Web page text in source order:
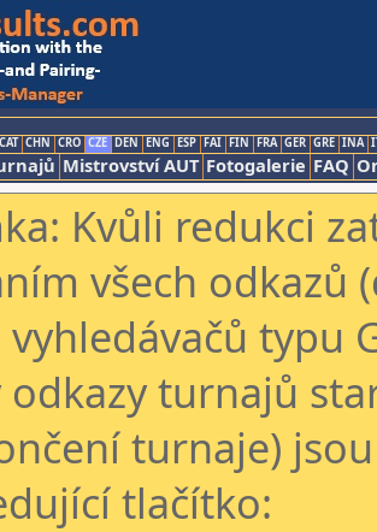
CAT CHN CRO CZE DEN ENG ESP FAI FIN FRA GER GRE INA
Mistrovství AUT Fotogalerie FAQ
Kvůli redukci
všech odkazů
vyhledávačů typu
odkazy turnajů
turnaje)
tlačítko: